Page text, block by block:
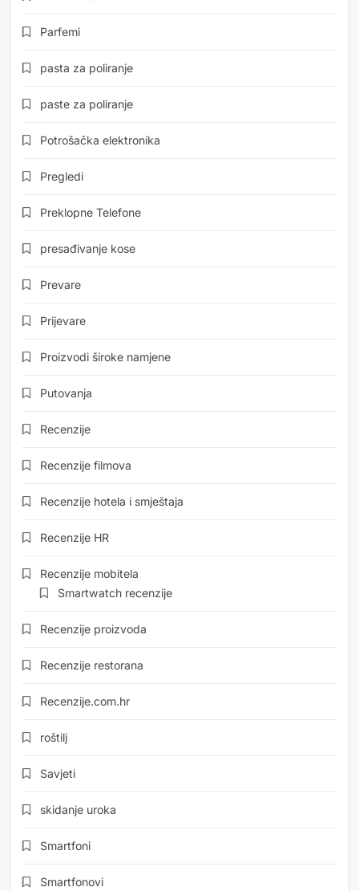
Parfemi
pasta za poliranje
paste za poliranje
Potrošačka elektronika
Pregledi
Preklopne Telefone
presađivanje kose
Prevare
Prijevare
Proizvodi široke namjene
Putovanja
Recenzije
Recenzije filmova
Recenzije hotela i smještaja
Recenzije HR
Recenzije mobitela
Smartwatch recenzije
Recenzije proizvoda
Recenzije restorana
Recenzije.com.hr
roštilj
Savjeti
skidanje uroka
Smartfoni
Smartfonovi